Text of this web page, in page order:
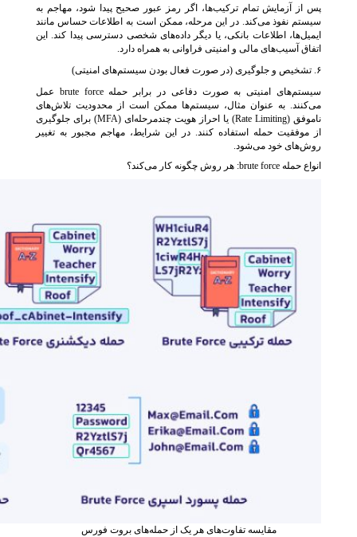
پس از آزمایش تمام ترکیب‌ها، اگر رمز عبور صحیح پیدا شود، مهاجم به
سیستم نفوذ می‌کند. در این مرحله، ممکن است به اطلاعات حساس مانند
ایمیل‌ها، اطلاعات بانکی، یا دیگر داده‌های شخصی دسترسی پیدا کند. این
اتفاق آسیب‌های مالی و امنیتی فراوانی به همراه دارد.
۶. تشخیص و جلوگیری (در صورت فعال بودن سیستم‌های امنیتی)
سیستم‌های امنیتی به صورت دفاعی در برابر حمله brute force عمل
می‌کنند. به عنوان مثال، سیستم‌ها ممکن است از محدودیت تلاش‌های
ناموفق (Rate Limiting) یا احراز هویت چندمرحله‌ای (MFA) برای جلوگیری
از موفقیت حمله استفاده کنند. در این شرایط، مهاجم مجبور به تغییر
روش‌های خود می‌شود.
انواع حمله brute force: هر روش چگونه کار می‌کند؟
مقایسه تفاوت‌های هر یک از حمله‌های بروت فورس